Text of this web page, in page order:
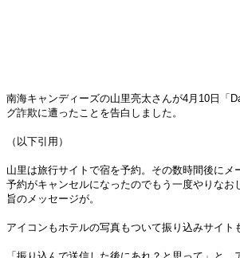
南海キャンディーズの山里亮太さんが4月10日「
グ詐欺に遭ったことを告白しました。
（以下引用）
山里は旅行サイトで宿を予約。その数時間後にメ
予約がキャンセルになったのでもう一度やりなお
旨のメッセージが。
アイコンもホテルの写真もついて振り込みサイト